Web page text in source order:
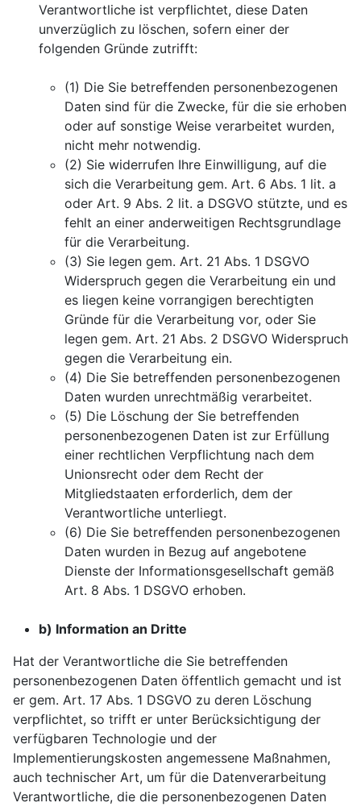
Verantwortliche ist verpflichtet, diese Daten
unverzüglich zu löschen, sofern einer der
folgenden Gründe zutrifft:
(1) Die Sie betreffenden personenbezogenen
Daten sind für die Zwecke, für die sie erhoben
oder auf sonstige Weise verarbeitet wurden,
nicht mehr notwendig.
(2) Sie widerrufen Ihre Einwilligung, auf die
sich die Verarbeitung gem. Art. 6 Abs. 1 lit. a
oder Art. 9 Abs. 2 lit. a DSGVO stützte, und es
fehlt an einer anderweitigen Rechtsgrundlage
für die Verarbeitung.
(3) Sie legen gem. Art. 21 Abs. 1 DSGVO
Widerspruch gegen die Verarbeitung ein und
es liegen keine vorrangigen berechtigten
Gründe für die Verarbeitung vor, oder Sie
legen gem. Art. 21 Abs. 2 DSGVO Widerspruch
gegen die Verarbeitung ein.
(4) Die Sie betreffenden personenbezogenen
Daten wurden unrechtmäßig verarbeitet.
(5) Die Löschung der Sie betreffenden
personenbezogenen Daten ist zur Erfüllung
einer rechtlichen Verpflichtung nach dem
Unionsrecht oder dem Recht der
Mitgliedstaaten erforderlich, dem der
Verantwortliche unterliegt.
(6) Die Sie betreffenden personenbezogenen
Daten wurden in Bezug auf angebotene
Dienste der Informationsgesellschaft gemäß
Art. 8 Abs. 1 DSGVO erhoben.
b) Information an Dritte
Hat der Verantwortliche die Sie betreffenden
personenbezogenen Daten öffentlich gemacht und ist
er gem. Art. 17 Abs. 1 DSGVO zu deren Löschung
verpflichtet, so trifft er unter Berücksichtigung der
verfügbaren Technologie und der
Implementierungskosten angemessene Maßnahmen,
auch technischer Art, um für die Datenverarbeitung
Verantwortliche, die die personenbezogenen Daten